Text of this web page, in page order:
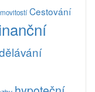
Cestování